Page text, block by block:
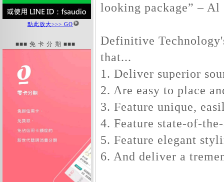
點此放大>>> GO
■■■ 免 卡 分 期 ■■■
looking package” –
Definitive
that...
1. Deliver superior
2. Are easy to place
3. Feature unique,
4. Feature state-of-
5. Feature elegant
6. And deliver a